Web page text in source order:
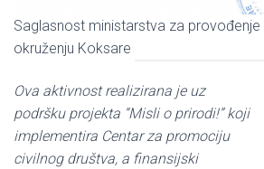
Saglasnost ministarstva za provođenje
okruženju Koksare
Ova aktivnost realizirana je uz
podršku projekta “Misli o prirodi!” koji
implementira Centar za promociju
civilnog društva, a finansijski